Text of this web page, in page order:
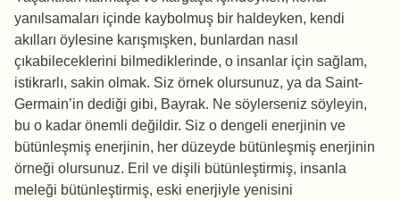
yanılsamaları içinde kaybolmuş bir haldeyken, kendi
akılları öylesine karışmışken, bunlardan nasıl
çıkabileceklerini bilmediklerinde, o insanlar için sağlam,
istikrarlı, sakin olmak. Siz örnek olursunuz, ya da Saint-
Germain’in dediği gibi, Bayrak. Ne söylerseniz söyleyin,
bu o kadar önemli değildir. Siz o dengeli enerjinin ve
bütünleşmiş enerjinin, her düzeyde bütünleşmiş enerjinin
örneği olursunuz. Eril ve dişili bütünleştirmiş, insanla
meleği bütünleştirmiş, eski enerjiyle yenisini